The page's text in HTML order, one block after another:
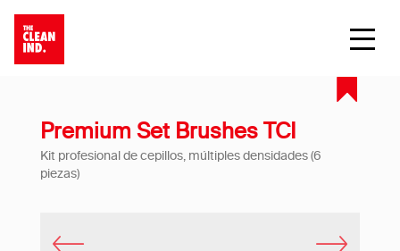
Premium Set Brushes TCI
Kit profesional de cepillos, múltiples densidades (6
piezas)